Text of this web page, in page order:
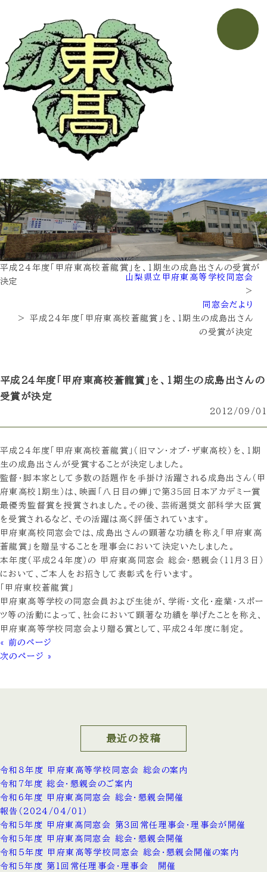
平成２４年度「甲府東高校蒼龍賞」を、１期生の成島出さんの受賞が
決定
山梨県立甲府東高等学校同窓会
>
同窓会だより
> 平成２４年度「甲府東高校蒼龍賞」を、１期生の成島出さん
の受賞が決定
平成２４年度「甲府東高校蒼龍賞」を、１期生の成島出さんの
受賞が決定
2012/09/01
平成２４年度「甲府東高校蒼龍賞」（旧マン・オブ・ザ東高校）を、１期
生の成島出さんが受賞することが決定しました。
監督・脚本家として多数の話題作を手掛け活躍される成島出さん（甲
府東高校１期生）は、映画「八日目の蝉」で第35回日本アカデミー賞
最優秀監督賞を授賞されました。その後、芸術選奨文部科学大臣賞
を受賞されるなど、その活躍は高く評価されています。
甲府東高校同窓会では、成島出さんの顕著な功績を称え「甲府東高
蒼龍賞」を贈呈することを理事会において決定いたしました。
本年度（平成２４年度）の 甲府東高同窓会 総会・懇親会（１１月３日）
において、ご本人をお招きして表彰式を行います。
「甲府東校蒼龍賞」
甲府東高等学校の同窓会員および生徒が、学術・文化・産業・スポー
ツ等の活動によって、社会において顕著な功績を挙げたことを称え、
甲府東高等学校同窓会より贈る賞として、平成２４年度に制定。
« 前のページ
次のページ »
最近の投稿
令和８年度 甲府東高等学校同窓会 総会の案内
令和7年度 総会・懇親会のご案内
令和6年度 甲府東高同窓会 総会・懇親会開催
報告（2024/04/01）
令和5年度 甲府東高同窓会 第３回常任理事会・理事会が開催
令和5年度 甲府東高同窓会 総会・懇親会開催
令和５年度 甲府東高等学校同窓会 総会・懇親会開催の案内
令和5年度 第1回常任理事会・理事会 開催